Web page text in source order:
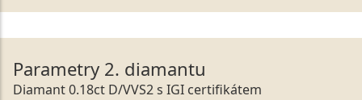
Parametry 2. diamantu
Diamant 0.18ct D/VVS2 s IGI certifikátem